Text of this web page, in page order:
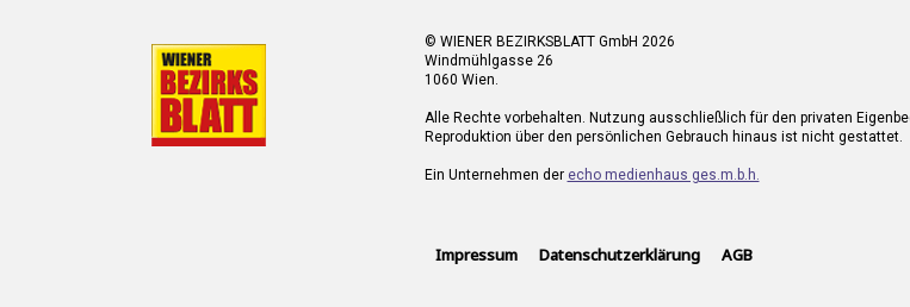
© WIENER BEZIRKSBLATT GmbH 2026
Windmühlgasse 26
1060 Wien.
Alle Rechte vorbehalten. Nutzung ausschließlich für den privaten
Reproduktion über den persönlichen Gebrauch hinaus ist nicht gestattet.
Ein Unternehmen der echo medienhaus ges.m.b.h.
Impressum Datenschutzerklärung AGB